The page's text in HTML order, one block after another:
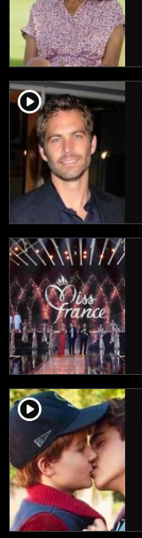
player2
player2